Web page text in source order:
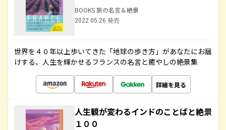
BOOKS 旅の名言＆絶景
2022.05.26 発売
世界を４０年以上歩いてきた「地球の歩き方」があなたにお届
けする、人生を輝かせるフランスの名言と癒やしの絶景集
詳細を見る
人生観が変わるインドのことばと絶景
１００